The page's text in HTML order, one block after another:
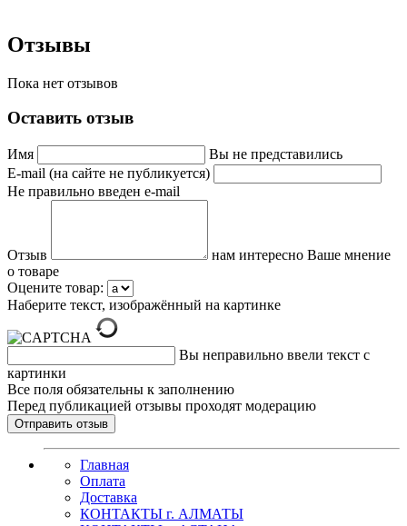
Отзывы
Пока нет отзывов
Оставить отзыв
Имя
Вы не представились
E-mail (на сайте не публикуется)
Не правильно введен e-mail
Отзыв
нам интересно Ваше мнение
о товаре
Оцените товар:
Наберите текст, изображённый на картинке
Вы неправильно ввели текст с
картинки
Все поля обязательны к заполнению
Перед публикацией отзывы проходят модерацию
Главная
Оплата
Доставка
КОНТАКТЫ г. АЛМАТЫ